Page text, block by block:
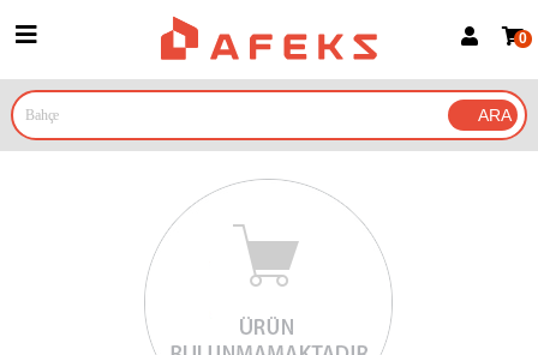
Google İle Bağlan
0